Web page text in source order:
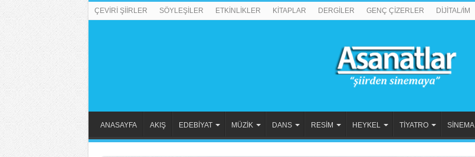
ÇEVİRİ ŞİİRLER SÖYLEŞİLER ETKİNLİKLER KİTAPLAR DERGİLER GENÇ ÇİZERLER DİJİTAL/İM
ANASAYFA AKIŞ EDEBİYAT MÜZİK DANS RESİM HEYKEL TİYATRO SİNEMA